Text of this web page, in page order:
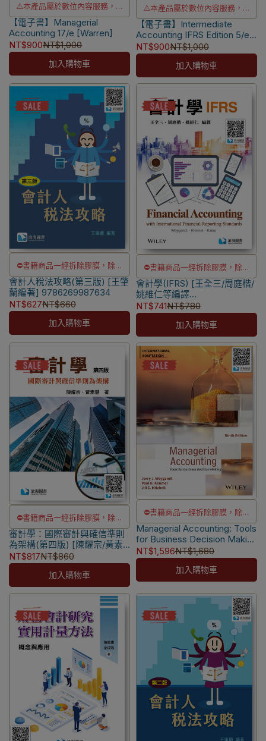
⚠️本產品屬於數位內容服務，一
經購買不提供退貨與退款
⚠️本產品為台灣優惠價格，故僅
販售給台灣地區使用
⚠️電子書僅限台灣境內使用，海
外IP無法啟用
【電子書】Managerial
Accounting 17/e [Warren]
NT$900NT$1,000
加入購物車
⚠️本產品屬於數位內容服務，一
經購買不提供退貨與退款
⚠️本產品為台灣優惠價格，故僅
販售給台灣地區使用
⚠️電子書產品僅限台灣境內使
用，海外IP無法註冊成功
【電子書】Intermediate
Accounting IFRS Edition 5/e
Wiley Custom Edition [Kieso]
NT$900NT$1,000
加入購物車
⛔書籍商品一經拆除膠膜，除非
瑕疵換書不提供退貨與退款
✅訂購數量5本以上另有優惠，請
洽LINE客服訂購
會計人稅法攻略(第三版) [王肇
蘭編著] 9786269987634
NT$627NT$660
加入購物車
⛔書籍商品一經拆除膠膜，除非
瑕疵換書不提供退貨與退款
✅訂購數量5本以上另有優惠，請
洽LINE客服訂購
會計學(IFRS) [王全三/周庭楷/
姚維仁等編譯
(Weygandt/Kimmel/Kieso)]
9786269908943
NT$741NT$780
加入購物車
⛔書籍商品一經拆除膠膜，除非
瑕疵換書不提供退貨與退款
✅訂購數量5本以上另有優惠，請
洽LINE客服訂購
審計學：國際審計與確信準則
為架構(第四版) [陳耀宗/黃素
慧著] 9786269855520
NT$817NT$860
加入購物車
⛔書籍商品一經拆除膠膜，除非
瑕疵換書不提供退貨與退款
✅訂購數量5本以上另有優惠，請
洽LINE客服訂購
Managerial Accounting: Tools
for Business Decision Making
9/e IA
[Weygandt/Kimmel/Mitchell]
9781394225323
NT$1,596NT$1,680
加入購物車